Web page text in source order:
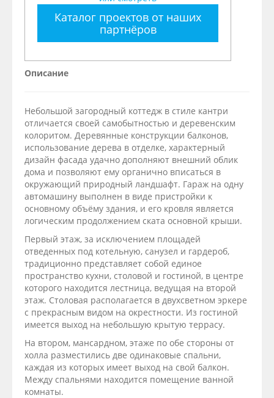
Каталог проектов от наших
партнёров
Описание
Небольшой загородный коттедж в стиле кантри
отличается своей самобытностью и деревенским
колоритом. Деревянные конструкции балконов,
использование дерева в отделке, характерный
дизайн фасада удачно дополняют внешний облик
дома и позволяют ему органично вписаться в
окружающий природный ландшафт. Гараж на одну
автомашину выполнен в виде пристройки к
основному объёму здания, и его кровля является
логическим продолжением ската основной крыши.
Первый этаж, за исключением площадей
отведенных под котельную, санузел и гардероб,
традиционно представляет собой единое
пространство кухни, столовой и гостиной, в центре
которого находится лестница, ведущая на второй
этаж. Столовая располагается в двухсветном эркере
с прекрасным видом на окрестности. Из гостиной
имеется выход на небольшую крытую террасу.
На втором, мансардном, этаже по обе стороны от
холла разместились две одинаковые спальни,
каждая из которых имеет выход на свой балкон.
Между спальнями находится помещение ванной
комнаты.